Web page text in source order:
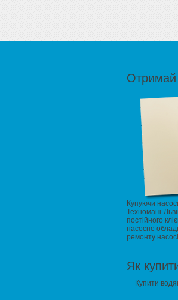
Отримай
Купуючи
Техномаш-
постійного
насосне
ремонту
Як
Купити